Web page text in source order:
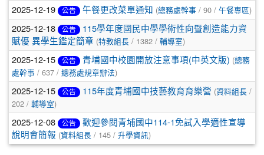
2025-12-19 公告 午餐更改菜單通知 (總務處幹事 / 90 / 午餐專區)
2025-12-18 公告
115學年度國民中學學術性向暨創造能力資
賦優 異學生鑑定簡章 (特教組長 / 1382 / 輔導室)
2025-12-15 公告 青埔國中校園開放注意事項(中英文版) (總務
處幹事 / 637 / 總務處規章辦法)
2025-12-15 公告 115年度青埔國中技藝教育育樂營 (資料組長 /
202 / 輔導室)
2025-12-08 公告
歡迎參閱青埔國中114-1免試入學適性宣導
說明會簡報 (資料組長 / 145 / 升學資訊)